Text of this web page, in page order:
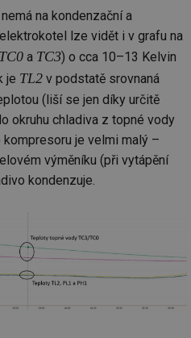
na kondenzační a
lze vidět i v grafu na
TC0 a TC3) o cca 10–13 Kelvin
je TL2 v podstatě srovnaná
(liší se jen díky určitě
okruhu chladiva z topné vody
je velmi malý –
výměníku (při vytápění
kondenzuje.